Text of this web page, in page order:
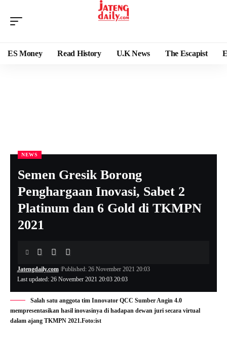
ES Money Read History U.K News The Escapist
NEWS
Semen Gresik Borong
Penghargaan Inovasi, Sabet 2
Platinum dan 6 Gold di TKMPN
2021
Last updated: 26 November 2021 20:03 20:03
Jatengdaily.com Published: 26 November 2021 20:03
Salah satu anggota tim Innovator QCC Sumber Angin 4.0
mempresentasikan hasil inovasinya di hadapan dewan juri secara virtual
dalam ajang TKMPN 2021.Foto:ist